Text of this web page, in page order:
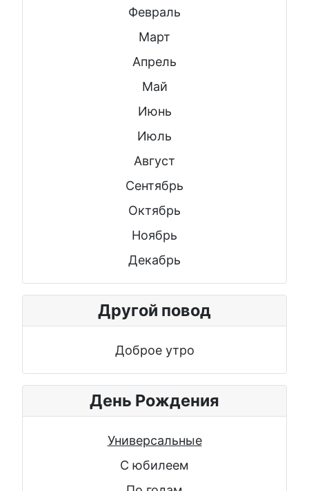
Февраль
Март
Апрель
Май
Июнь
Июль
Август
Сентябрь
Октябрь
Ноябрь
Декабрь
Другой повод
Доброе утро
День Рождения
Универсальные
С юбилеем